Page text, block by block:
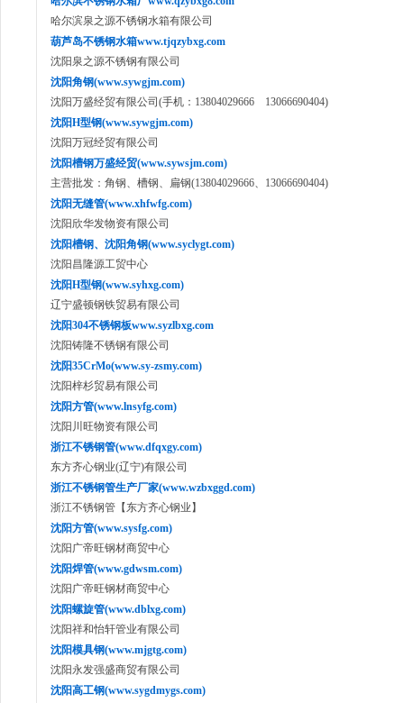
哈尔滨泉之源不锈钢水箱有限公司
葫芦岛不锈钢水箱www.tjqzybxg.com
沈阳泉之源不锈钢有限公司
沈阳角钢(www.sywgjm.com)
沈阳万盛经贸有限公司(手机：13804029666 13066690404)
沈阳H型钢(www.sywgjm.com)
沈阳万冠经贸有限公司
沈阳槽钢万盛经贸(www.sywsjm.com)
主营批发：角钢、槽钢、扁钢(13804029666、13066690404)
沈阳无缝管(www.xhfwfg.com)
沈阳欣华发物资有限公司
沈阳槽钢、沈阳角钢(www.syclygt.com)
沈阳昌隆源工贸中心
沈阳H型钢(www.syhxg.com)
辽宁盛顿钢铁贸易有限公司
沈阳304不锈钢板www.syzlbxg.com
沈阳铸隆不锈钢有限公司
沈阳35CrMo(www.sy-zsmy.com)
沈阳梓杉贸易有限公司
沈阳方管(www.lnsyfg.com)
沈阳川旺物资有限公司
浙江不锈钢管(www.dfqxgy.com)
东方齐心钢业(辽宁)有限公司
浙江不锈钢管生产厂家(www.wzbxggd.com)
浙江不锈钢管【东方齐心钢业】
沈阳方管(www.sysfg.com)
沈阳广帝旺钢材商贸中心
沈阳焊管(www.gdwsm.com)
沈阳广帝旺钢材商贸中心
沈阳螺旋管(www.dblxg.com)
沈阳祥和怡轩管业有限公司
沈阳模具钢(www.mjgtg.com)
沈阳永发强盛商贸有限公司
沈阳高工钢(www.sygdmygs.com)